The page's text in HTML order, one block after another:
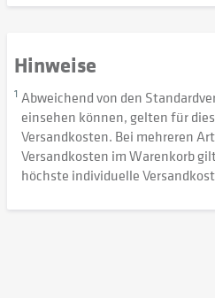
Hinweise
1 Abweichend von den
einsehen können, gelten für
Versandkosten. Bei mehreren
Versandkosten im Warenkorb
höchste individuelle